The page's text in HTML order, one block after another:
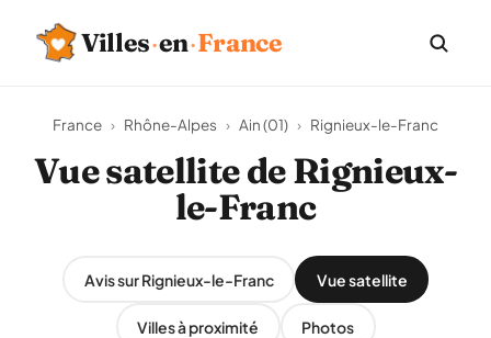
Villes·en·France
France › Rhône-Alpes › Ain (01) › Rignieux-le-Franc
Vue satellite de Rignieux-
le-Franc
Avis sur Rignieux-le-Franc Vue satellite
Villes à proximité Photos